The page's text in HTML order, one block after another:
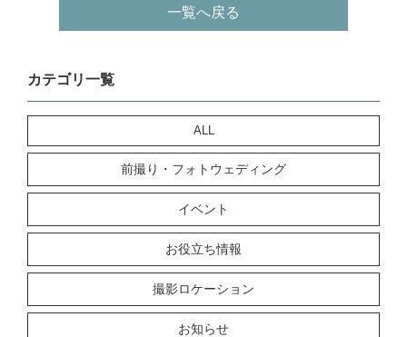
一覧へ戻る
カテゴリ一覧
ALL
前撮り・フォトウェディング
イベント
お役立ち情報
撮影ロケーション
お知らせ